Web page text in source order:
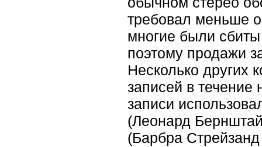
требовал меньше
многие были
поэтому продажи
Несколько других
записей в течение
записи
(Леонард
(Барбра